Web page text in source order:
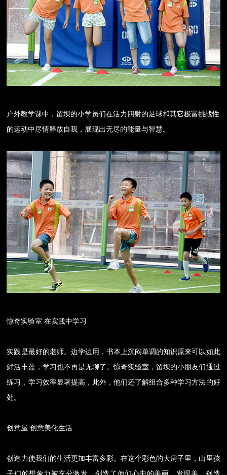
户外教学课中，留坝的小学员们在活力四射的足球和其它极富挑战性
的运动中尽情释放自我，展现出无尽的能量与智慧。
惊奇实验室 在实践中学习
实践是最好的老师。边学边用，书本上沉闷单调的知识原来可以如此
鲜活丰盈，学习也不再是无聊了。惊奇实验室，留坝的小朋友们通过
练习，学习效率显著提高，此外，他们还了解组合多种学习方法的好
处。
创意屋 创意美化生活
创造力使我们的生活更加丰富多彩。在这个彩色的大房子里，山里孩
子们的想象力被充分激发，创造了他们心中的美丽。发现美、创造